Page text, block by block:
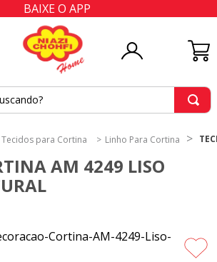
BAIXE O APP
Tecidos para Cortina Linho Para Cortina
AM 4249 LISO